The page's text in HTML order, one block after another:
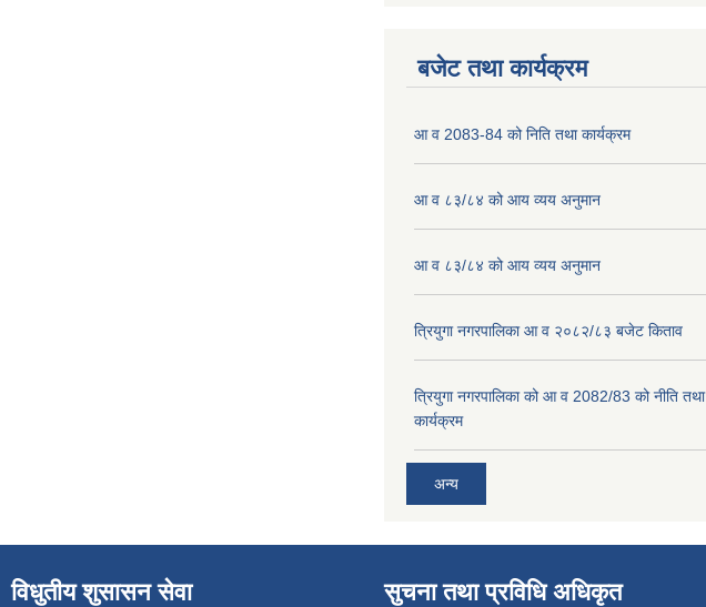
बजेट तथा कार्यक्रम
आ व 2083-84 को निति तथा कार्यक्रम
आ व ८३/८४ को आय व्यय अनुमान
आ व ८३/८४ को आय व्यय अनुमान
त्रियुगा नगरपालिका आ व २०८२/८३ बजेट किताव
त्रियुगा नगरपालिका को आ व 2082/83 को नीति तथा
कार्यक्रम
अन्य
विधुतीय शुसासन सेवा सुचना तथा प्रविधि अधिकृत